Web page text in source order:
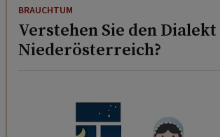
BRAUCHTUM
Verstehen Sie den
Niederösterreich?